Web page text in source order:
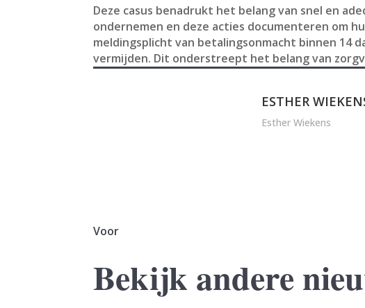
Deze casus benadrukt het belang van snel en
ondernemen en deze acties documenteren om
meldingsplicht van betalingsonmacht binnen 14
vermijden. Dit onderstreept het belang van
ESTHER
Esther Wiekens
Voor
Bekijk andere